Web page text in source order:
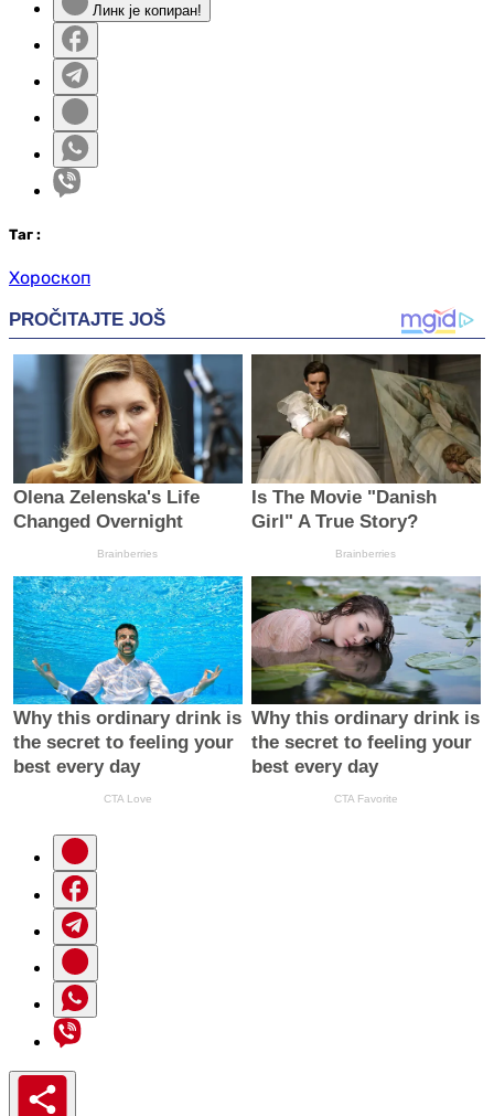
Линк је копиран!
Таг :
Хороскоп